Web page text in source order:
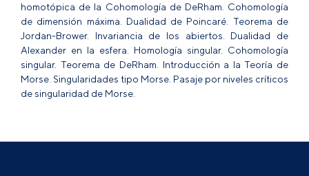
homotópica de la Cohomología de DeRham. Cohomología
de dimensión máxima. Dualidad de Poincaré. Teorema de
Jordan-Brower. Invariancia de los abiertos. Dualidad de
Alexander en la esfera. Homología singular. Cohomología
singular. Teorema de DeRham. Introducción a la Teoría de
Morse. Singularidades tipo Morse. Pasaje por niveles críticos
de singularidad de Morse.